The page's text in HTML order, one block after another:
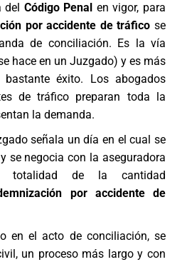
del Código Penal en vigor, para
por accidente de tráfico se
de conciliación. Es la vía
hace en un Juzgado) y es más
éxito. Los abogados
de tráfico preparan toda la
la demanda.
señala un día en el cual se
se negocia con la aseguradora
totalidad de la cantidad
por accidente de
en el acto de conciliación, se
un proceso más largo y con